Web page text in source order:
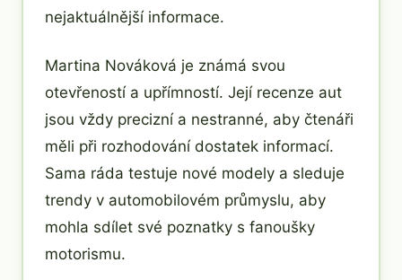
nejaktuálnější informace.
Martina Nováková je známá svou
otevřeností a upřímností. Její recenze aut
jsou vždy precizní a nestranné, aby čtenáři
měli při rozhodování dostatek informací.
Sama ráda testuje nové modely a sleduje
trendy v automobilovém průmyslu, aby
mohla sdílet své poznatky s fanoušky
motorismu.